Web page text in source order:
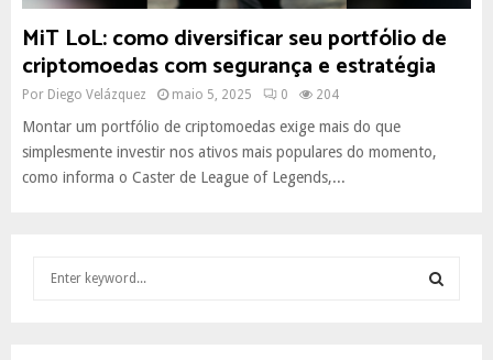
MiT LoL: como diversificar seu portfólio de
criptomoedas com segurança e estratégia
Por Diego Velázquez maio 5, 2025 0 204
Montar um portfólio de criptomoedas exige mais do que
simplesmente investir nos ativos mais populares do momento,
como informa o Caster de League of Legends,...